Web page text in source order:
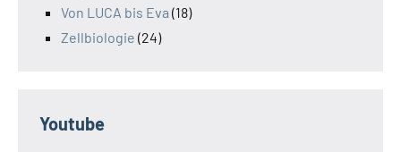
Von LUCA bis Eva (18)
Zellbiologie (24)
Youtube